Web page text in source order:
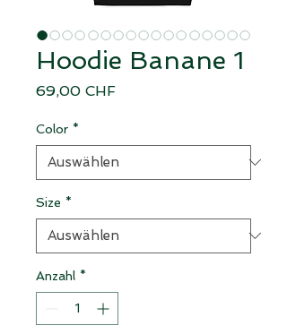
Hoodie Banane 1
69,00 CHFPreis
Color *
Size *
Anzahl *